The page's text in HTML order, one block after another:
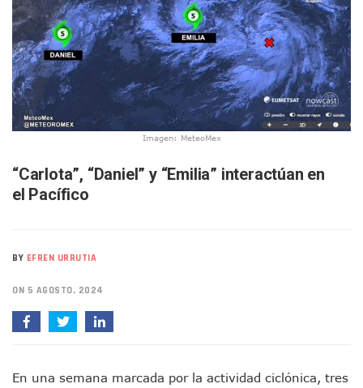
Bruno Blancas Lleva El Mensaje De La Cuarta
Liberan 180 Crías De Iguana Verde En El Estero El Salado
Puerto Vallarta Participa En Los PriceAgencies Awards
Ofrecerán Asesoría Jurídica Gratuita En Puerto Vallarta
Juan Solís E Iris Torres Buscan Integrar La Planilla Del PAN
Realizan Operativo Preventivo En Seis Colonias Del
Arquitecto Luis Munguía Reconoce La Labor Del Personal
Semana Lluviosa Para Puerto Vallarta Con Tormentas Y
Voces Del Orgullo Distingue A Referentes De La
Buques Mexicanos Parten A Venezuela Con 718
IMSS Invierte 12.6 MDP En Remodelar Urgencias Del
Imagen: MeteoMex
“Carlota”, “Daniel” y “Emilia” interactúan en
el Pacífico
BY EFREN URRUTIA
ON 5 AGOSTO, 2024
En una semana marcada por la actividad ciclónica, tres